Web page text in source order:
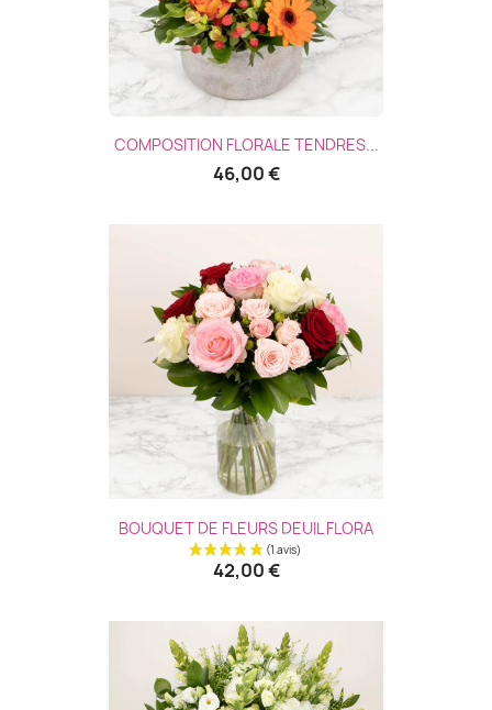
COMPOSITION FLORALE TENDRES...
46,00 €
BOUQUET DE FLEURS DEUIL FLORA
42,00 €